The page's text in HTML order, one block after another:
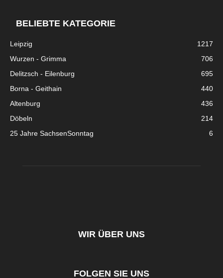
BELIEBTE KATEGORIE
Leipzig
1217
Wurzen - Grimma
706
Delitzsch - Eilenburg
695
Borna - Geithain
440
Altenburg
436
Döbeln
214
25 Jahre SachsenSonntag
6
WIR ÜBER UNS
FOLGEN SIE UNS